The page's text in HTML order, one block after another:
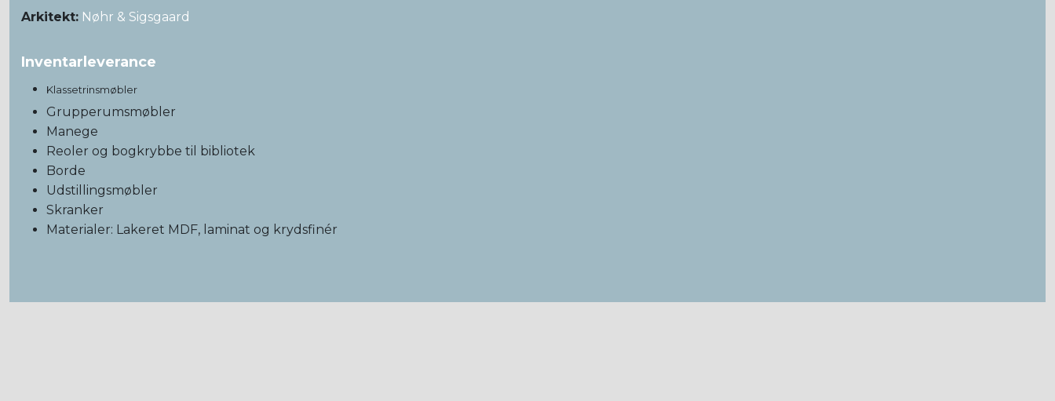
Arkitekt: Nøhr & Sigsgaard
Inventarleverance
Klassetrinsmøbler
Grupperumsmøbler
Manege
Reoler og bogkrybbe til bibliotek
Borde
Udstillingsmøbler
Skranker
Materialer: Lakeret MDF, laminat og krydsfinér